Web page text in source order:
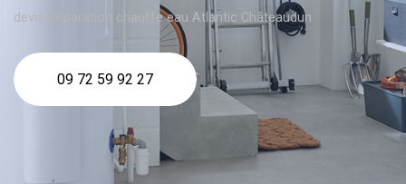
devis Réparation chauffe eau Atlantic Châteaudun
09 72 59 92 27